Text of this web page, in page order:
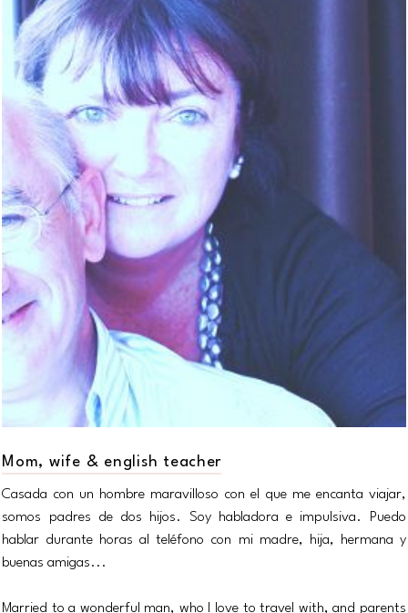
Mom, wife & english teacher
Casada con un hombre maravilloso con el que me encanta viajar,
somos padres de dos hijos. Soy habladora e impulsiva. Puedo
hablar durante horas al teléfono con mi madre, hija, hermana y
buenas amigas...
Married to a wonderful man, who I love to travel with, and parents